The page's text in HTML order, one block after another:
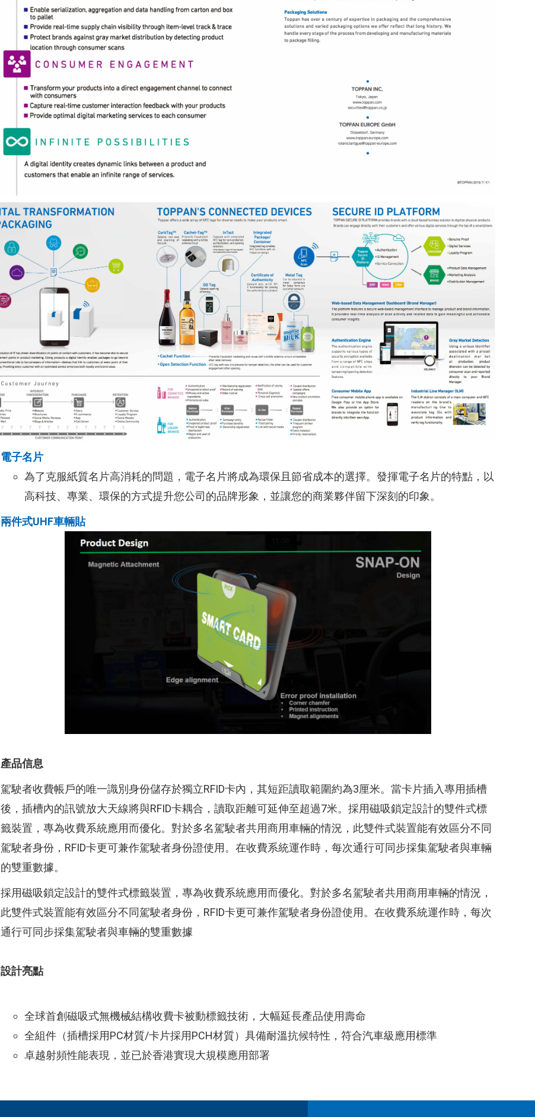
電子名片
為了克服紙質名片高消耗的問題，電子名片將成為環保且節省成本的選擇。發揮電子名片的特點，以
高科技、專業、環保的方式提升您公司的品牌形象，並讓您的商業夥伴留下深刻的印象。
兩件式UHF車輛貼
產品信息
駕駛者收費帳戶的唯一識別身份儲存於獨立RFID卡內，其短距讀取範圍約為3厘米。當卡片插入專用插槽
後，插槽內的訊號放大天線將與RFID卡耦合，讀取距離可延伸至超過7米。採用磁吸鎖定設計的雙件式標
籤裝置，專為收費系統應用而優化。對於多名駕駛者共用商用車輛的情況，此雙件式裝置能有效區分不同
駕駛者身份，RFID卡更可兼作駕駛者身份證使用。在收費系統運作時，每次通行可同步採集駕駛者與車輛
的雙重數據。
採用磁吸鎖定設計的雙件式標籤裝置，專為收費系統應用而優化。對於多名駕駛者共用商用車輛的情況，
此雙件式裝置能有效區分不同駕駛者身份，RFID卡更可兼作駕駛者身份證使用。在收費系統運作時，每次
通行可同步採集駕駛者與車輛的雙重數據
設計亮點
全球首創磁吸式無機械結構收費卡被動標籤技術，大幅延長產品使用壽命
全組件（插槽採用PC材質/卡片採用PCH材質）具備耐溫抗候特性，符合汽車級應用標準
卓越射頻性能表現，並已於香港實現大規模應用部署